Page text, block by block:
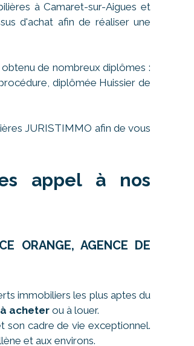
à Camaret-sur-Aigues et
d'achat afin de réaliser une
de nombreux diplômes :
diplômée Huissier de
JURISTIMMO afin de vous
appel à nos
AGENCE DE
immobiliers les plus aptes du
acheter ou à louer.
son cadre de vie exceptionnel.
et aux environs.